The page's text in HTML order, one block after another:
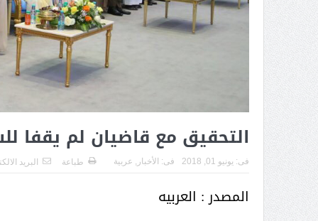
التحقيق مع قاضيان لم يقفا
فى: يونيو 01, 2018 فى: الأخبار , عربية طباعة البريد
المصدر : العربيه
( محمد عوضه البريدي) .. رجل أعمال
بمواصفات إنسانية نادرة